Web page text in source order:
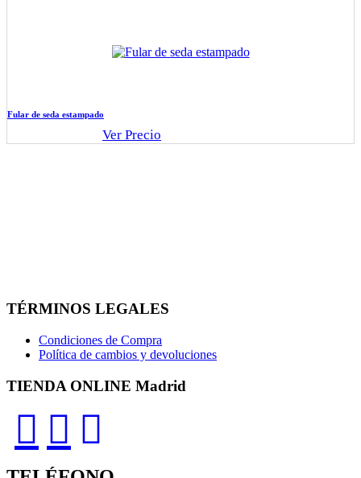
Fular de seda estampado
Ver Precio
TÉRMINOS LEGALES
Condiciones de Compra
Política de cambios y devoluciones
TIENDA ONLINE Madrid